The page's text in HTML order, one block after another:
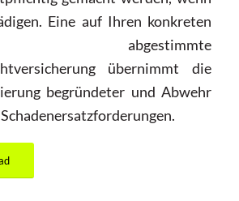
Eine auf Ihren konkreten
abgestimmte
übernimmt die
begründeter und Abwehr